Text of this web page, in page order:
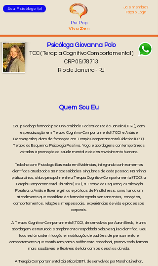
Sou Psicólogo (a)
Já é membro?
Faça o Login
Psi Pop
Viva Zen
Psicóloga Giovanna Polo
TCC ( Terapia Cognitivo Comportamental )
CRP 05/78713
Rio de Janeiro - RJ
Quem Sou Eu
Sou psicóloga formada pela Universidade Federal do Rio de Janeiro (UFRJ), com
especialização em Terapia Cognitivo-Comportamental (TCC) e Análise
Bioenergética, além de formação em Terapia Comportamental Dialética (DBT),
Terapia do Esquema, Psicologia Positiva, Yoga e abordagens contemporâneas
voltadas à promoção da saúde mental e do desenvolvimento humano.
Trabalho com Psicologia Baseada em Evidências, integrando conhecimentos
científicos atualizados às necessidades singulares de cada pessoa. Na minha
prática clínica, utilizo principalmente a Terapia Cognitivo-Comportamental (TCC), a
Terapia Comportamental Dialética (DBT), a Terapia do Esquema, a Psicologia
Positiva, a Análise Bioenergética e práticas de Mindfulness, construindo um
atendimento que considera de forma integrada pensamentos, emoções,
comportamentos, relações interpessoais, experiências de vida e processos
corporais.
A Terapia Cognitivo-Comportamental (TCC), desenvolvida por Aaron Beck, é uma
abordagem estruturada e amplamente respaldada pela pesquisa científica. Seu
foco está na identificação e modificação de padrões de pensamento e
comportamento que contribuem para o sofrimento emocional, promovendo formas
mais saudáveis e flexíveis de lidar com os desafios da vida.
A Terapia Comportamental Dialética (DBT), desenvolvida por Marsha Linehan,